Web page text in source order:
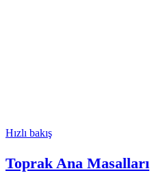
Hızlı bakış
Toprak Ana Masalları